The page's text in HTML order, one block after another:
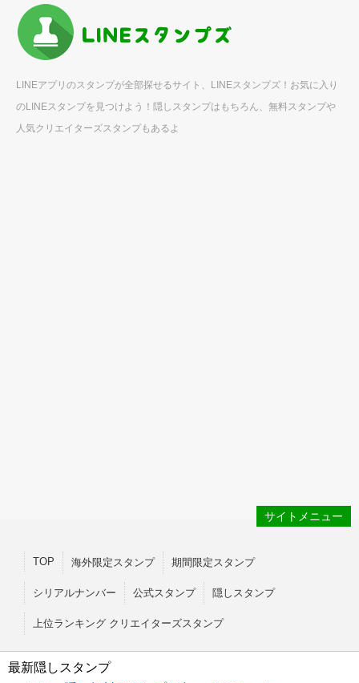
LINEアプリのスタンプが全部探せるサイト、LINEスタンプズ！お気に入り
のLINEスタンプを見つけよう！隠しスタンプはもちろん、無料スタンプや
人気クリエイターズスタンプもあるよ
サイトメニュー
TOP 海外限定スタンプ 期間限定スタンプ
シリアルナンバー 公式スタンプ 隠しスタンプ
上位ランキング クリエイターズスタンプ
最新隠しスタンプ